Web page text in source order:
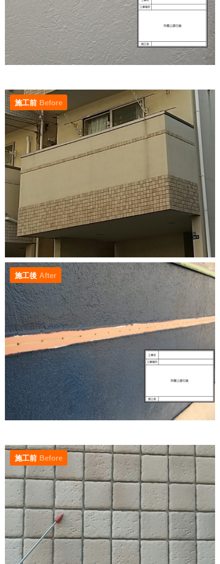
施工前 Before
施工後 After
施工前 Before